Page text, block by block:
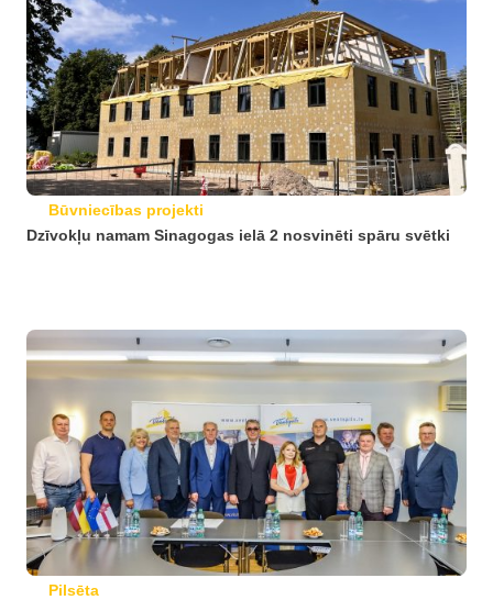
Būvniecības projekti
Dzīvokļu namam Sinagogas ielā 2 nosvinēti spāru svētki
Pilsēta